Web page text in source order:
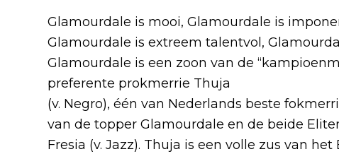
Glamourdale is mooi, Glamourdale is
Glamourdale is extreem talentvol,
Glamourdale is een zoon van de
preferente prokmerrie Thuja
(v. Negro), één van Nederlands beste
van de topper Glamourdale en de beide
Fresia (v. Jazz). Thuja is een volle zus van